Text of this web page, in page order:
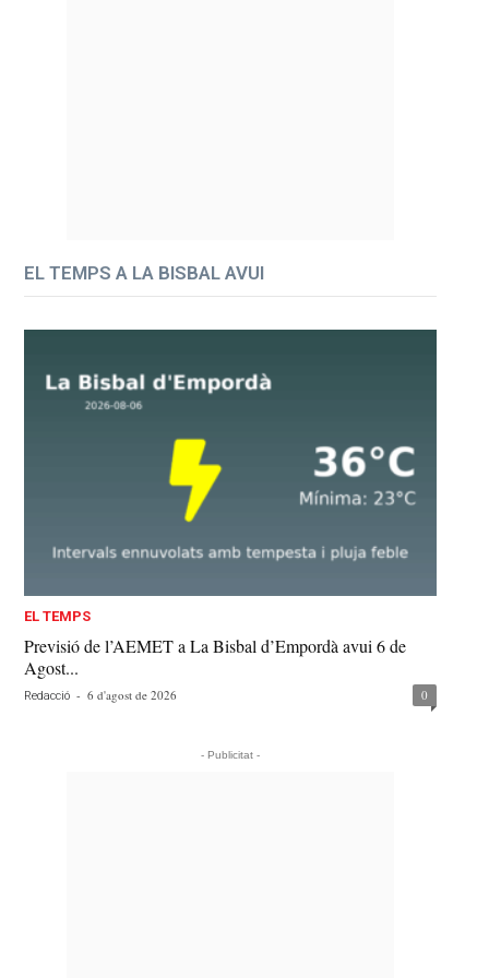
EL TEMPS A LA BISBAL AVUI
EL TEMPS
Previsió de l’AEMET a La Bisbal d’Empordà avui 6 de
Agost...
Redacció - 6 d'agost de 2026 0
- Publicitat -